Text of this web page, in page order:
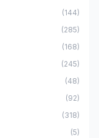
(144)
(285)
(168)
(245)
(48)
(92)
(318)
(5)